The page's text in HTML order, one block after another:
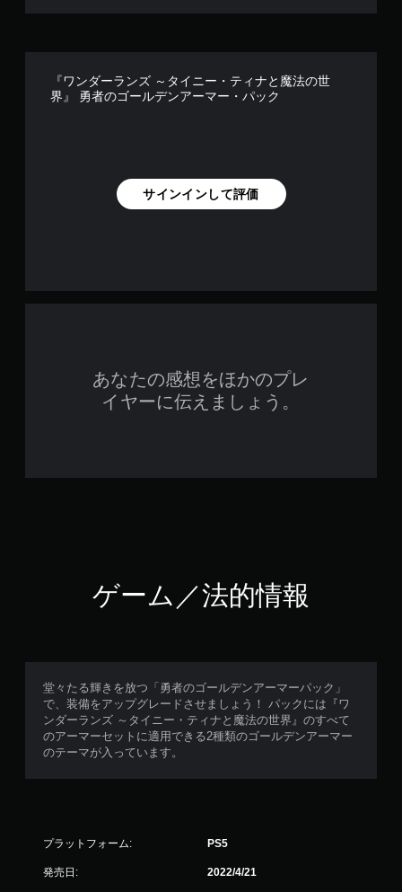
『ワンダーランズ ～タイニー・ティナと魔法の世
界』 勇者のゴールデンアーマー・パック
サインインして評価
あなたの感想をほかのプレ
イヤーに伝えましょう。
ゲーム／法的情報
堂々たる輝きを放つ「勇者のゴールデンアーマーパック」
で、装備をアップグレードさせましょう！ パックには『ワ
ンダーランズ ～タイニー・ティナと魔法の世界』のすべて
のアーマーセットに適用できる2種類のゴールデンアーマー
のテーマが入っています。
プラットフォーム: PS5
発売日: 2022/4/21